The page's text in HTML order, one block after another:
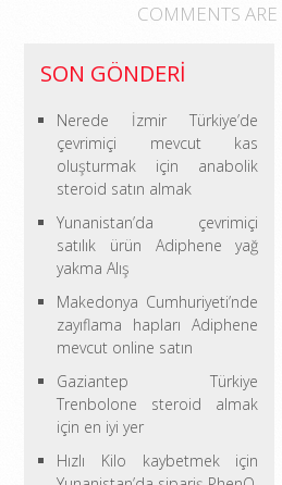
COMMENTS
SON GÖNDERI
Nerede İzmir Türkiye’de
çevrimiçi mevcut kas
oluşturmak için anabolik
steroid satın almak
Yunanistan’da çevrimiçi
satılık ürün Adiphene yağ
yakma Alış
Makedonya Cumhuriyeti’nde
zayıflama hapları Adiphene
mevcut online satın
Gaziantep Türkiye
Trenbolone steroid almak
için en iyi yer
Hızlı Kilo kaybetmek için